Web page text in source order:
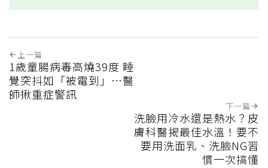
上一篇
1歲童腸病毒高燒39度 睡
覺突抖如「被電到」…醫
師揪重症警訊
下一篇
洗臉用冷水還是熱水？皮
膚科醫揭最佳水溫！要不
要用洗面乳、洗臉NG習
慣一次搞懂